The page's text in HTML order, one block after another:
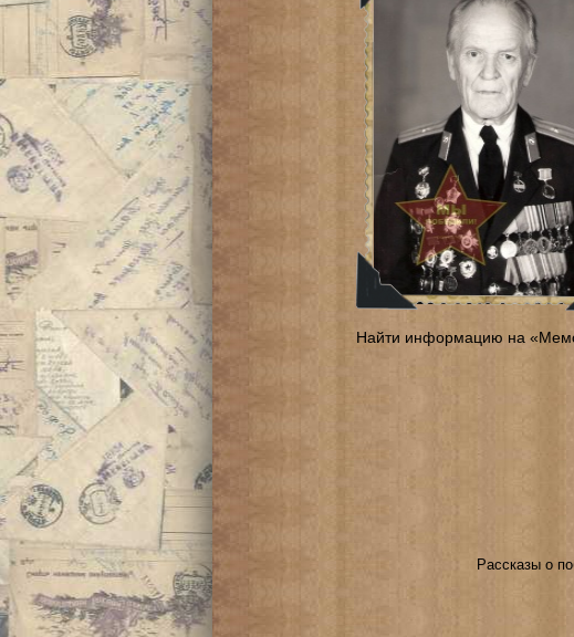
Найти информацию на
Рассказы о